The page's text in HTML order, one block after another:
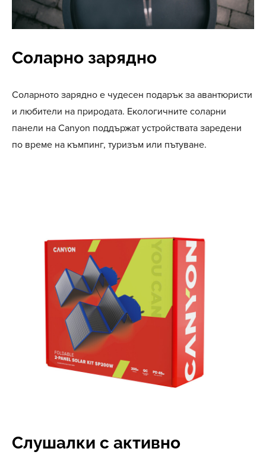
Соларно зарядно
Соларното зарядно е чудесен подарък за авантюристи
и любители на природата. Екологичните соларни
панели на Canyon поддържат устройствата заредени
по време на къмпинг, туризъм или пътуване.
Слушалки с активно